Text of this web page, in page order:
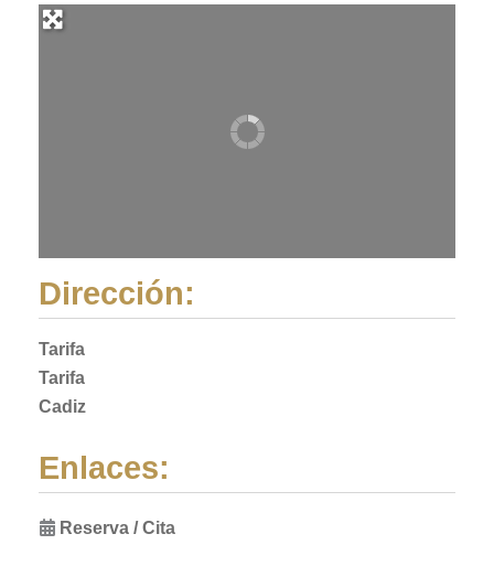
Dirección:
Tarifa
Tarifa
Cadiz
Enlaces:
Reserva / Cita